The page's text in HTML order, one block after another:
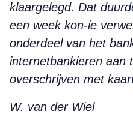
klaargelegd. Dat
een week kon-ie
onderdeel van het
internetbankieren aan
overschrijven met
W. van der Wiel